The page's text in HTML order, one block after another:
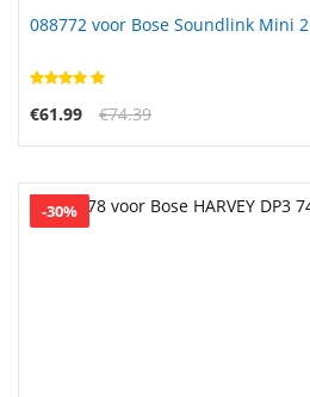
088772 voor Bose Soundlink Mini 2
€61.99 €74.39
-30%